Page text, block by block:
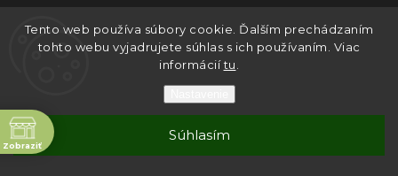
Tento web používa súbory cookie. Ďalším prechádzaním
tohto webu vyjadrujete súhlas s ich používaním. Viac
informáciítu
Súhlasím
Vytvoril Shoptet
Copyright 2026PROXIMA.store
Grafický návrh vytvořil a nakódoval
Zobraziť